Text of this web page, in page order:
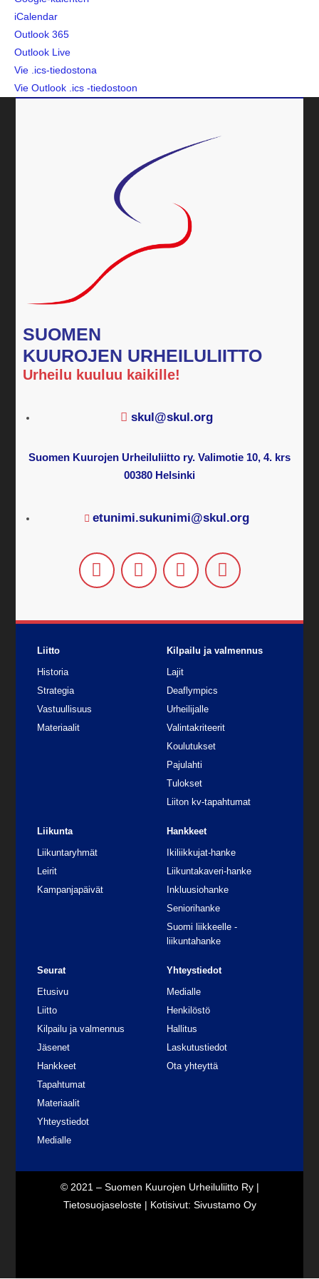
iCalendar
Outlook 365
Outlook Live
Vie .ics-tiedostona
Vie Outlook .ics -tiedostoon
SUOMEN
KUUROJEN URHEILULIITTO
Urheilu kuuluu kaikille!
skul@skul.org
Suomen Kuurojen Urheiluliitto ry. Valimotie 10, 4. krs
00380 Helsinki
etunimi.sukunimi@skul.org
Liitto
Historia
Strategia
Vastuullisuus
Materiaalit
Kilpailu ja valmennus
Lajit
Deaflympics
Urheilijalle
Valintakriteerit
Koulutukset
Pajulahti
Tulokset
Liiton kv-tapahtumat
Liikunta
Liikuntaryhmät
Leirit
Kampanjapäivät
Hankkeet
Ikiliikkujat-hanke
Liikuntakaveri-hanke
Inkluusiohanke
Seniorihanke
Suomi liikkeelle -
liikuntahanke
Seurat
Etusivu
Liitto
Kilpailu ja valmennus
Jäsenet
Hankkeet
Tapahtumat
Materiaalit
Yhteystiedot
Medialle
Yhteystiedot
Medialle
Henkilöstö
Hallitus
Laskutustiedot
Ota yhteyttä
© 2021 – Suomen Kuurojen Urheiluliitto Ry |
Tietosuojaseloste| Kotisivut: Sivustamo Oy